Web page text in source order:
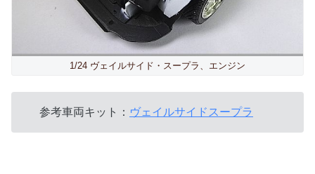
1/24 ヴェイルサイド・スープラ、エンジン
参考車両キット： ヴェイルサイドスープラ